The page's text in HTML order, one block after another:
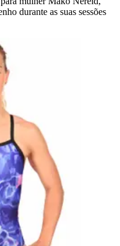
durante as suas sessões